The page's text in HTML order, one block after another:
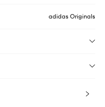
adidas Originals